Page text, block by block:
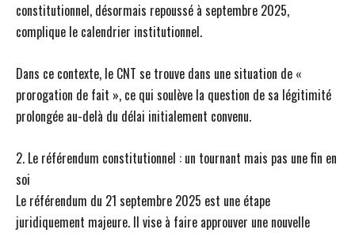
constitutionnel, désormais repoussé à septembre 2025,
complique le calendrier institutionnel.
Dans ce contexte, le CNT se trouve dans une situation de «
prorogation de fait », ce qui soulève la question de sa légitimité
prolongée au-delà du délai initialement convenu.
2. Le référendum constitutionnel : un tournant mais pas une fin en
soi
Le référendum du 21 septembre 2025 est une étape
juridiquement majeure. Il vise à faire approuver une nouvelle